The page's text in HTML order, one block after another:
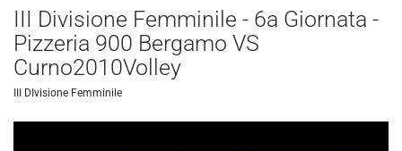
III Divisione Femminile - 6a Giornata -
Pizzeria 900 Bergamo VS
Curno2010Volley
III DIvisione Femminile